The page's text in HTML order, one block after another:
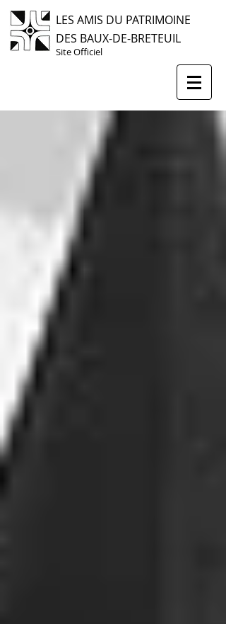
LES AMIS DU PATRIMOINE
DES BAUX-DE-BRETEUIL
Site Officiel